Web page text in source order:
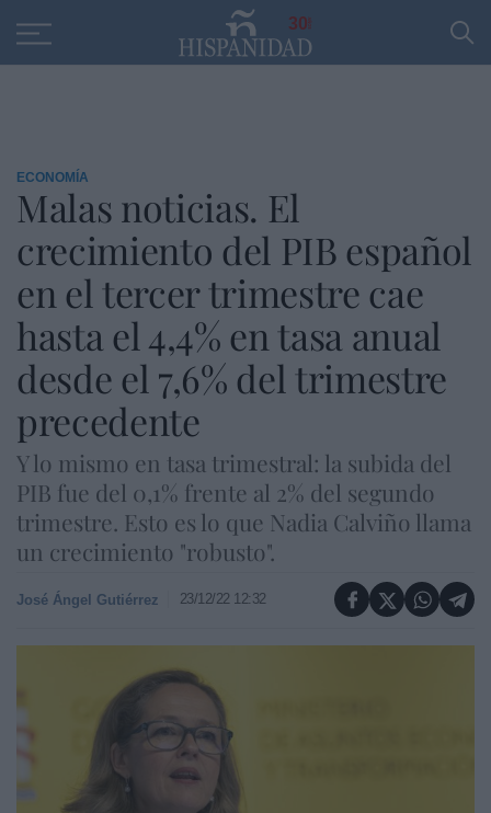
30
ECONOMÍA
Malas noticias. El
crecimiento del PIB español
en el tercer trimestre cae
hasta el 4,4% en tasa anual
desde el 7,6% del trimestre
precedente
Y lo mismo en tasa trimestral: la subida del
PIB fue del 0,1% frente al 2% del segundo
trimestre. Esto es lo que Nadia Calviño llama
un crecimiento "robusto".
José Ángel Gutiérrez 23/12/22 12:32